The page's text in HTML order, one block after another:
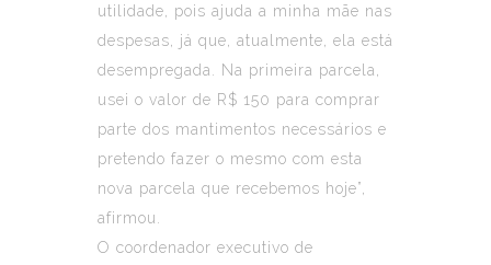
utilidade, pois ajuda a minha mãe nas
despesas, já que, atualmente, ela está
desempregada. Na primeira parcela,
usei o valor de R$ 150 para comprar
parte dos mantimentos necessários e
pretendo fazer o mesmo com esta
nova parcela que recebemos hoje”,
afirmou.
O coordenador executivo de